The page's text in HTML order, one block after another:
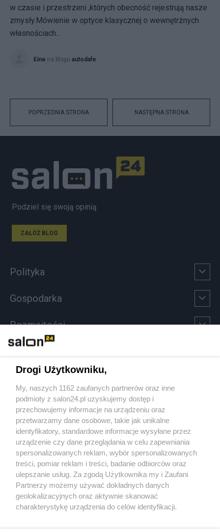
w czasie i przestrzeni ,których obecność rejestrują nasze
zmysły.Mówienie w optyce klasycznej o wewnętrznych
własnościach...
Eine na blogu autodafe
POPRZEDNIA STRONA NASTĘPNA STRONA
Podziel się swoją opinią
ZAŁÓŻ BLOG
Polityka
Gospodarka
Rozmaitości
Sport
Społeczeństwo
Kultura
X Facebook Instagram Youtube
Drogi Użytkowniku,
My, naszych 1162 zaufanych partnerów oraz inne
podmioty z salon24.pl uzyskujemy dostęp i
przechowujemy informacje na urządzeniu oraz
przetwarzamy dane osobowe, takie jak unikalne
identyfikatory, standardowe informacje wysyłane przez
urządzenie czy dane przeglądania w celu zapewniania
spersonalizowanych reklam, wybór spersonalizowanych
treści, pomiar reklam i treści, badanie odbiorców oraz
ulepszanie usług. Za zgodą Użytkownika my i Zaufani
Partnerzy możemy używać dokładnych danych
geolokalizacyjnych oraz aktywnie skanować
charakterystykę urządzenia do celów identyfikacji.